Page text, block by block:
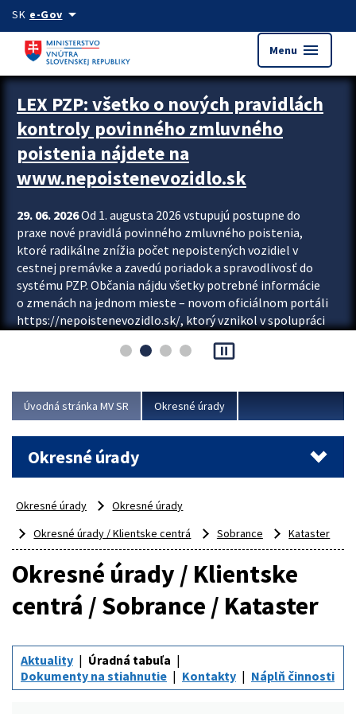
Preskocit na hlavný obsah
SK e-Govarrow_drop_down
Menu menu
Zastavit automatický posun upútavok
LEX PZP: všetko o nových pravidlách
kontroly povinného zmluvného
poistenia nájdete na
www.nepoistenevozidlo.sk
29. 06. 2026Od 1. augusta 2026 vstupujú postupne do
praxe nové pravidlá povinného zmluvného poistenia,
ktoré radikálne znížia počet nepoistených vozidiel v
cestnej premávke a zavedú poriadok a spravodlivosť do
systému PZP. Občania nájdu všetky potrebné informácie
o zmenách na jednom mieste – novom oficiálnom portáli
https://nepoistenevozidlo.sk/, ktorý vznikol v spolupráci
asociácie poisťovní (SLASPO) a Ministerstva vnútra SR.
Viac
pause_presentation
Úvodná stránka MV SR Okresné úrady
Okresné úrady
Okresné úrady
Okresné úrady
Okresné úrady / Klientske centrá
Sobrance Kataster
Okresné úrady / Klientske
centrá / Sobrance / Kataster
Aktuality
Úradná tabuľa
Dokumenty na stiahnutie
Kontakty Náplň činnosti